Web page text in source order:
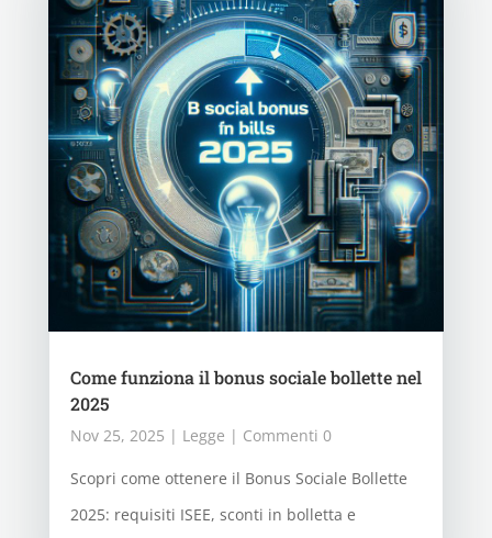
Come funziona il bonus sociale bollette nel
2025
Nov 25, 2025 | Legge | Commenti 0
Scopri come ottenere il Bonus Sociale Bollette
2025: requisiti ISEE, sconti in bolletta e